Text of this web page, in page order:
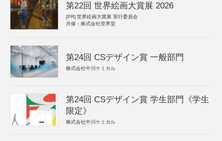
第22回 世界絵画大賞展 2026
[PR] 世界絵画大賞展 実行委員会
共催：株式会社世界堂
第24回 CSデザイン賞 一般部門
株式会社中川ケミカル
第24回 CSデザイン賞 学生部門《学生
限定》
株式会社中川ケミカル